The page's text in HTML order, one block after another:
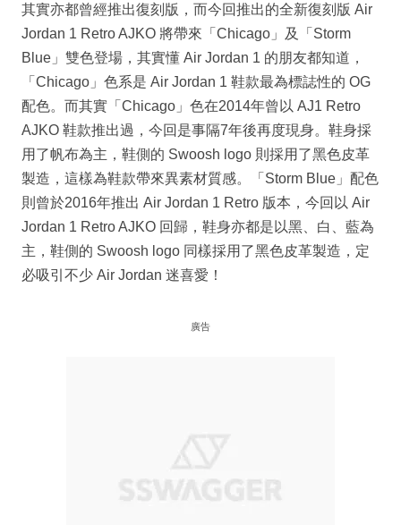
其實亦都曾經推出復刻版，而今回推出的全新復刻版 Air
Jordan 1 Retro AJKO 將帶來「Chicago」及「Storm
Blue」雙色登場，其實懂 Air Jordan 1 的朋友都知道，
「Chicago」色系是 Air Jordan 1 鞋款最為標誌性的 OG
配色。而其實「Chicago」色在2014年曾以 AJ1 Retro
AJKO 鞋款推出過，今回是事隔7年後再度現身。鞋身採
用了帆布為主，鞋側的 Swoosh logo 則採用了黑色皮革
製造，這樣為鞋款帶來異素材質感。「Storm Blue」配色
則曾於2016年推出 Air Jordan 1 Retro 版本，今回以 Air
Jordan 1 Retro AJKO 回歸，鞋身亦都是以黑、白、藍為
主，鞋側的 Swoosh logo 同樣採用了黑色皮革製造，定
必吸引不少 Air Jordan 迷喜愛！
廣告